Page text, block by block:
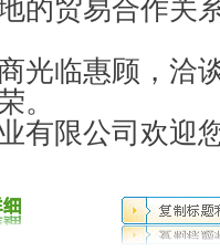
的贸易合作关
光临惠顾，洽
。
有限公司欢迎